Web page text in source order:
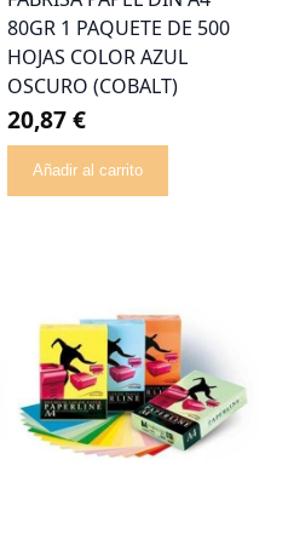
80GR 1 PAQUETE DE 500
HOJAS COLOR AZUL
OSCURO (COBALT)
20,87 €
Añadir al carrito